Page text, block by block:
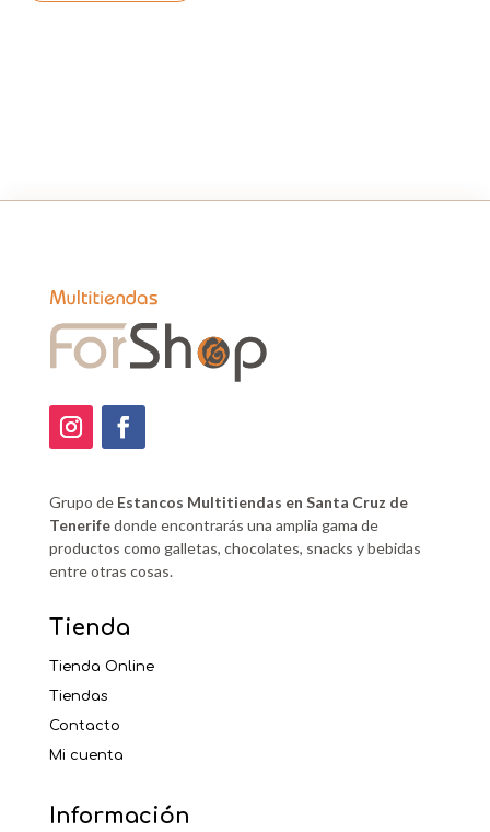
Grupo de Estancos Multitiendas en Santa Cruz de
Tenerifedonde encontrarás una amplia gama de
productos como galletas, chocolates, snacks y bebidas
entre otras cosas.
Tienda
Tienda Online
Tiendas
Contacto
Mi cuenta
Información